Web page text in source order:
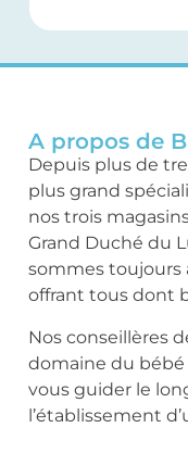
A propos de
Depuis plus de
plus grand
nos trois
Grand Duché du
sommes toujours
offrant tous dont
Nos conseillères
domaine du
vous guider le
l’établissement